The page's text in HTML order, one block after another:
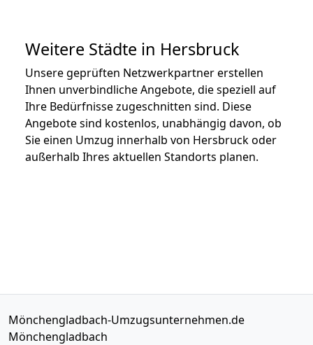
Weitere Städte in Hersbruck
Unsere geprüften Netzwerkpartner erstellen
Ihnen unverbindliche Angebote, die speziell auf
Ihre Bedürfnisse zugeschnitten sind. Diese
Angebote sind kostenlos, unabhängig davon, ob
Sie einen Umzug innerhalb von Hersbruck oder
außerhalb Ihres aktuellen Standorts planen.
Mönchengladbach-Umzugsunternehmen.de
Mönchengladbach